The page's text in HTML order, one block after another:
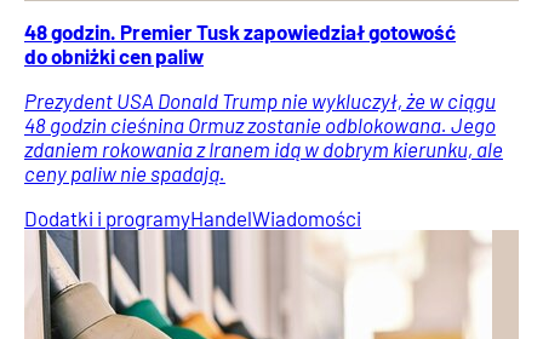
48 godzin. Premier Tusk zapowiedział gotowość
do obniżki cen paliw
Prezydent USA Donald Trump nie wykluczył, że w ciągu
48 godzin cieśnina Ormuz zostanie odblokowana. Jego
zdaniem rokowania z Iranem idą w dobrym kierunku, ale
ceny paliw nie spadają.
Dodatki i programyHandelWiadomości